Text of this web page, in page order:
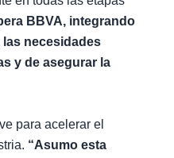
BBVA, integrando
necesidades
y de asegurar la
para acelerar el
“Asumo esta